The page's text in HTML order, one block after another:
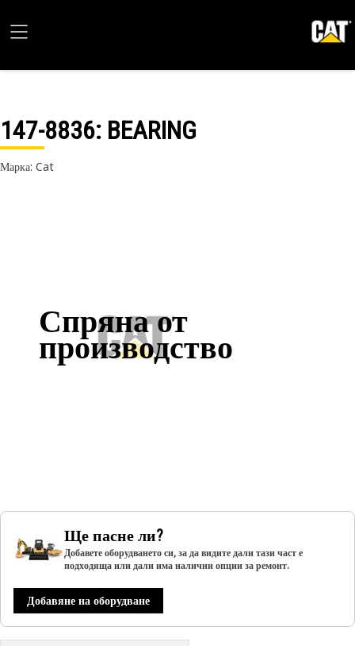
147-8836: BEARING
Марка: Cat
Спряна от
производство
Ще пасне ли?
Добавете оборудването си, за да видите дали тази част е
подходяща или дали има налични опции за ремонт.
Добавяне на оборудване